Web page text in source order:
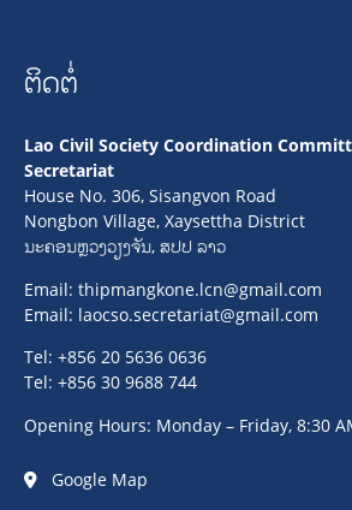
ຕິດຕໍ່
Lao Civil Society Coordination
Secretariat
House No. 306, Sisangvon Road
Nongbon Village, Xaysettha District
ນະຄອນຫຼວງວຽງຈັນ, ສປປ ລາວ
Email: thipmangkone.lcn@gmail.com
Email: laocso.secretariat@gmail.com
Tel: +856 20 5636 0636
Tel: +856 30 9688 744
Opening Hours: Monday – Friday, 8:30
Google Map